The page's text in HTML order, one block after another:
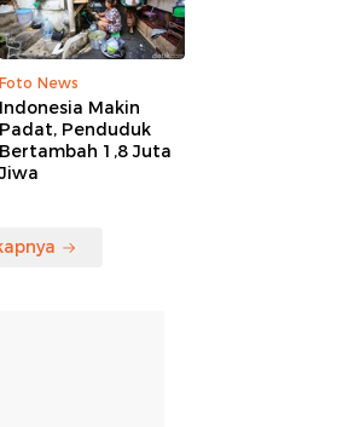
Foto News
Indonesia Makin
Padat, Penduduk
Bertambah 1,8 Juta
Jiwa